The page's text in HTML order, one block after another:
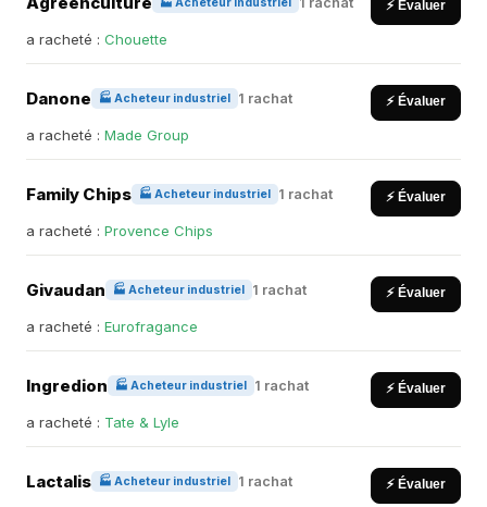
⚡ Évaluer
a racheté : Chouette
Danone 🏭 Acheteur industriel 1 rachat ⚡ Évaluer
a racheté : Made Group
Family Chips 🏭 Acheteur industriel 1 rachat ⚡ Évaluer
a racheté : Provence Chips
Givaudan 🏭 Acheteur industriel 1 rachat ⚡ Évaluer
a racheté : Eurofragance
Ingredion 🏭 Acheteur industriel 1 rachat ⚡ Évaluer
a racheté : Tate & Lyle
Lactalis 🏭 Acheteur industriel 1 rachat ⚡ Évaluer